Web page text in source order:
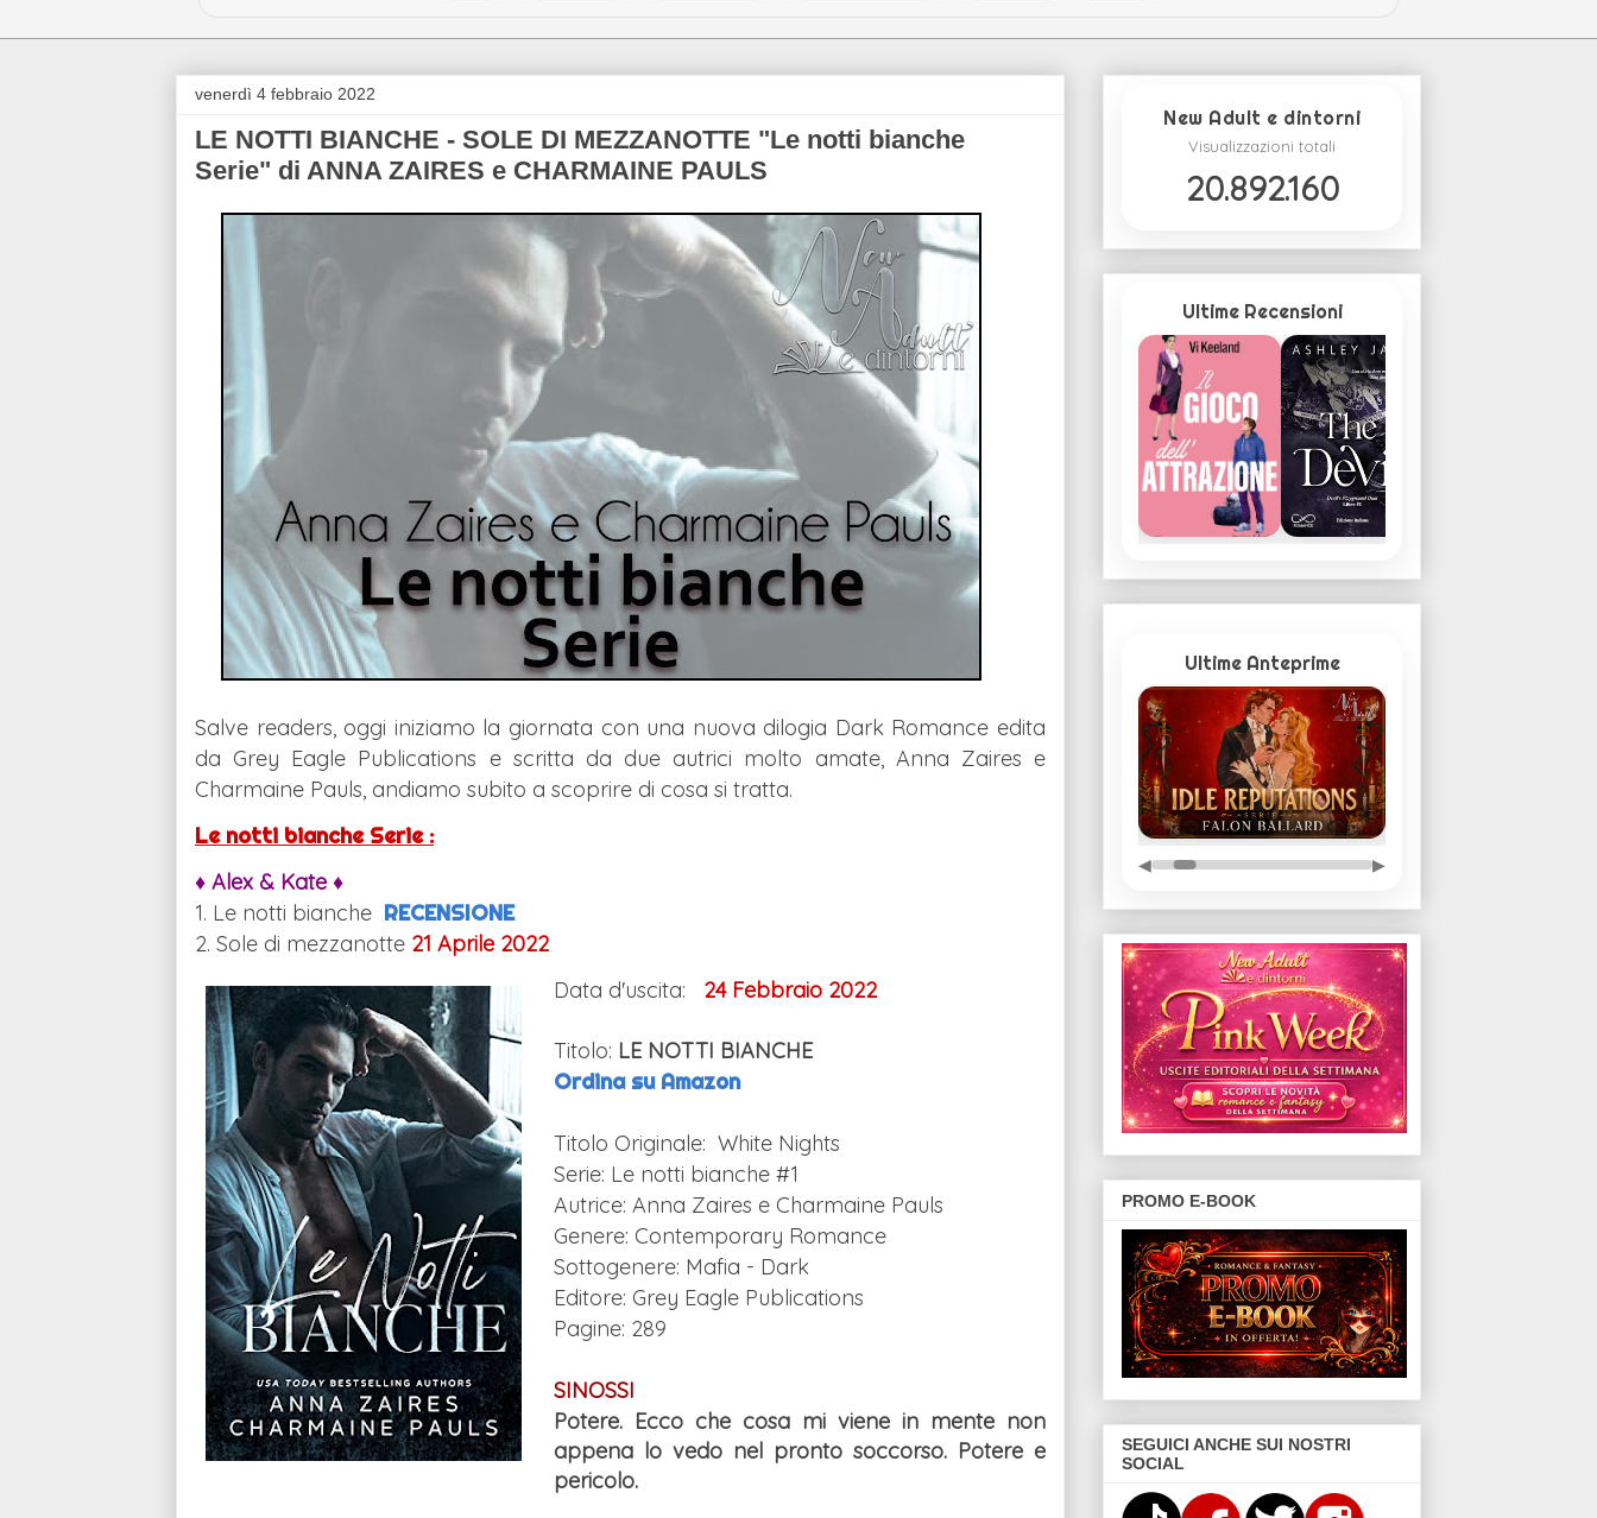
venerdì 4 febbraio 2022
LE NOTTI BIANCHE - SOLE DI MEZZANOTTE "Le notti bianche
Serie" di ANNA ZAIRES e CHARMAINE PAULS
Salve readers, oggi iniziamo la giornata con una nuova dilogia Dark Romance edita
da Grey Eagle Publications e scritta da due autrici molto amate, Anna Zaires e
Charmaine Pauls, andiamo subito a scoprire di cosa si tratta.
Le notti bianche Serie :
♦ Alex & Kate ♦
1. Le notti bianche RECENSIONE
2. Sole di mezzanotte 21 Aprile 2022
Data d'uscita:
24 Febbraio 2022
Titolo: LE NOTTI BIANCHE
Ordina su Amazon
Titolo Originale: White Nights
Serie: Le notti bianche #1
Autrice: Anna Zaires e Charmaine Pauls
Genere: Contemporary Romance
Sottogenere: Mafia - Dark
Editore: Grey Eagle Publications
Pagine: 289
SINOSSI
Potere. Ecco che cosa mi viene in mente non
appena lo vedo nel pronto soccorso. Potere e
pericolo.
New Adult e dintorni
Visualizzazioni totali
20.892.160
Ultime Recensioni
Ultime Anteprime
◀ ▶
PROMO E-BOOK
SEGUICI ANCHE SUI NOSTRI
SOCIAL